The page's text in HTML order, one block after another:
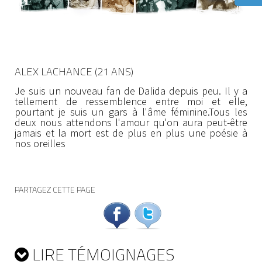
ALEX LACHANCE (21 ANS)
Je suis un nouveau fan de Dalida depuis peu. Il y a
tellement de ressemblence entre moi et elle,
pourtant je suis un gars à l'âme féminine.Tous les
deux nous attendons l'amour qu'on aura peut-être
jamais et la mort est de plus en plus une poésie à
nos oreilles
PARTAGEZ CETTE PAGE
LIRE TÉMOIGNAGES